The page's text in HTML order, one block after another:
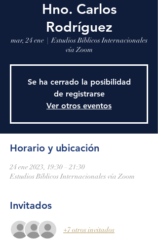
Hno. Carlos
Rodríguez
mar, 24 ene
  |
Estudios Bíblicos Internacionales
vía Zoom
Se ha cerrado la posibilidad
de registrarse
Ver otros eventos
Horario y ubicación
24 ene 2023, 19:30 – 21:30
Estudios Bíblicos Internacionales vía Zoom
Invitados
+7 otros invitados